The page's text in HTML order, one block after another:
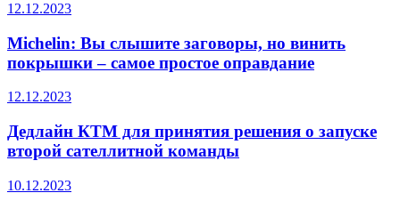
12.12.2023
Michelin: Вы слышите заговоры, но винить
покрышки – самое простое оправдание
12.12.2023
Дедлайн КТМ для принятия решения о запуске
второй сателлитной команды
10.12.2023